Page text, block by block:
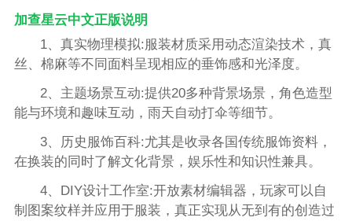
加查星云中文正版说明
1、真实物理模拟:服装材质采用动态渲染技术，真
丝、棉麻等不同面料呈现相应的垂饰感和光泽度。
2、主题场景互动:提供20多种背景场景，角色造型
能与环境和趣味互动，雨天自动打伞等细节。
3、历史服饰百科:尤其是收录各国传统服饰资料，
在换装的同时了解文化背景，娱乐性和知识性兼具。
4、DIY设计工作室:开放素材编辑器，玩家可以自
制图案纹样并应用于服装，真正实现从无到有的创造过